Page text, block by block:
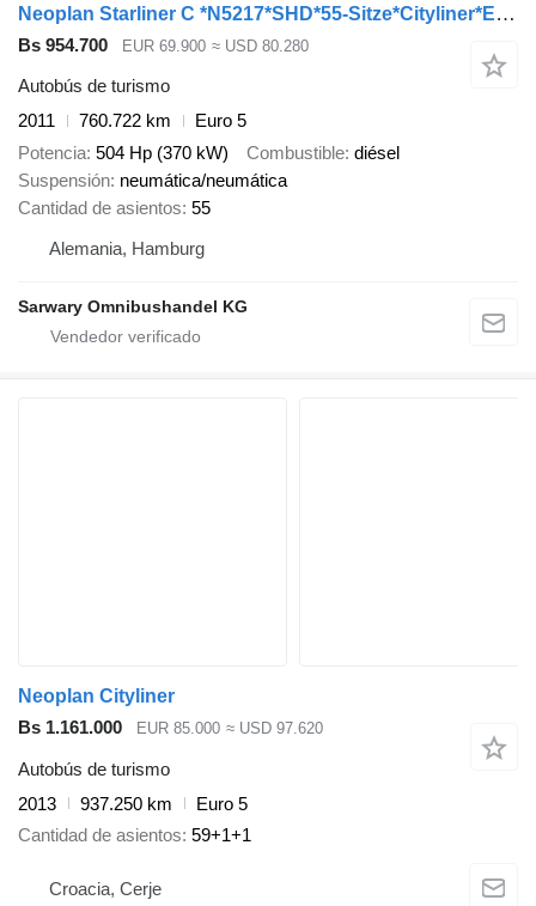
Neoplan Starliner C *N5217*SHD*55-Sitze*Cityliner*EEV*
Bs 954.700 EUR 69.900 ≈ USD 80.280
Autobús de turismo
2011
760.722 km
Euro 5
Potencia 504 Hp (370 kW) Combustible diésel
Suspensión neumática/neumática
Cantidad de asientos 55
Alemania, Hamburg
Sarwary Omnibushandel KG
Neoplan Cityliner
Bs 1.161.000
EUR 85.000 ≈ USD 97.620
Autobús de turismo
2013
937.250 km
Euro 5
Cantidad de asientos 59+1+1
Croacia, Cerje